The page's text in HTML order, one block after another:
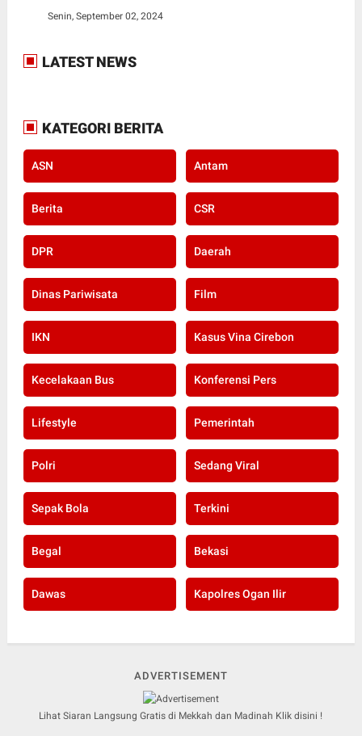
Senin, September 02, 2024
LATEST NEWS
KATEGORI BERITA
ASN Antam
Berita CSR
DPR Daerah
Dinas Pariwisata Film
IKN Kasus Vina Cirebon
Kecelakaan Bus Konferensi Pers
Lifestyle Pemerintah
Polri Sedang Viral
Sepak Bola Terkini
Begal Bekasi
Dawas Kapolres Ogan Ilir
ADVERTISEMENT
Lihat Siaran Langsung Gratis di Mekkah dan Madinah Klik disini !